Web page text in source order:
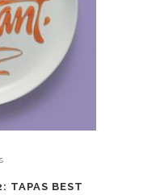
TAPAS BEST